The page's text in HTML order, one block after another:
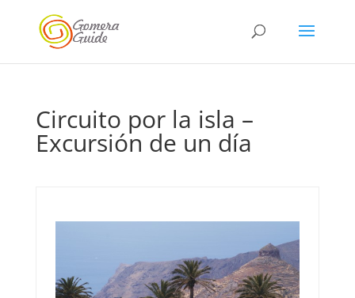
Circuito por la isla –
Excursión de un día